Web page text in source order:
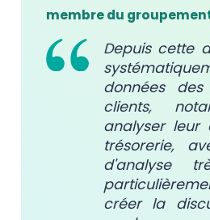
membre du
Depuis cette
données
clients,
analyser leur
trésorerie,
d'analyse
créer la